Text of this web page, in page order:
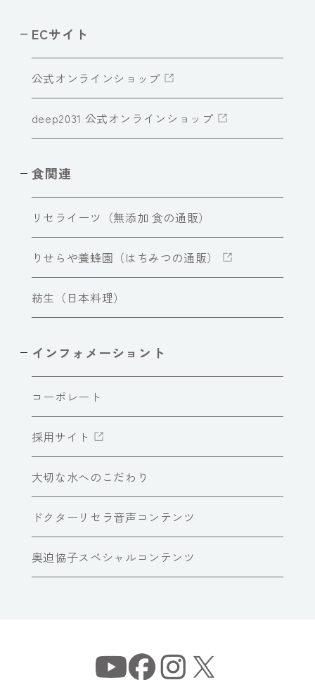
ECサイト
公式オンラインショップ
deep2031 公式オンラインショップ
食関連
リセライーツ（無添加 食の通販）
りせらや養蜂園（はちみつの通販）
紡生（日本料理）
インフォメーショント
コーポレート
採用サイト
大切な水へのこだわり
ドクターリセラ音声コンテンツ
奥迫協子スペシャルコンテンツ